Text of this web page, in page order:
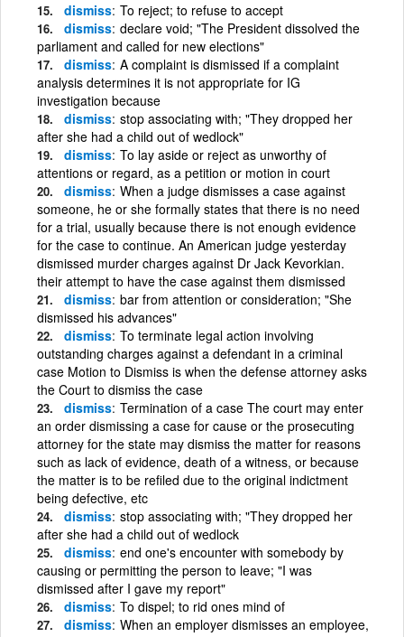
dismiss To reject; to refuse to accept
dismiss declare void; "The President dissolved the
parliament and called for new elections"
dismiss A complaint is dismissed if a complaint
analysis determines it is not appropriate for IG
investigation because
dismiss stop associating with; "They dropped her
after she had a child out of wedlock"
dismiss To lay aside or reject as unworthy of
attentions or regard, as a petition or motion in court
dismiss When a judge dismisses a case against
someone, he or she formally states that there is no need
for a trial, usually because there is not enough evidence
for the case to continue. An American judge yesterday
dismissed murder charges against Dr Jack Kevorkian.
their attempt to have the case against them dismissed
dismiss bar from attention or consideration; "She
dismissed his advances"
dismiss To terminate legal action involving
outstanding charges against a defendant in a criminal
case Motion to Dismiss is when the defense attorney asks
the Court to dismiss the case
dismiss Termination of a case The court may enter
an order dismissing a case for cause or the prosecuting
attorney for the state may dismiss the matter for reasons
such as lack of evidence, death of a witness, or because
the matter is to be refiled due to the original indictment
being defective, etc
dismiss stop associating with; "They dropped her
after she had a child out of wedlock
dismiss end one's encounter with somebody by
causing or permitting the person to leave; "I was
dismissed after I gave my report"
dismiss To dispel; to rid ones mind of
dismiss When an employer dismisses an employee,